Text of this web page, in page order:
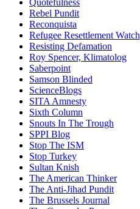
Quotefulness
Rebel Pundit
Reconquista
Refugee Resettlement Watch
Resisting Defamation
Roy Spencer, Klimatolog
Saberpoint
Samson Blinded
ScienceBlogs
SITA Amnesty
Sixth Column
Snouts In The Trough
SPPI Blog
Stop The ISM
Stop Turkey
Sultan Knish
The American Thinker
The Anti-Jihad Pundit
The Brussels Journal